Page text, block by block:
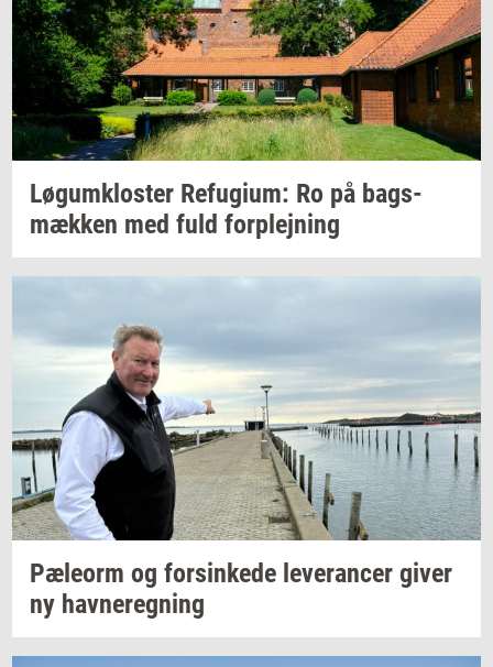
Løgum­klo­ster Re­fu­gi­um: Ro på bags­
mæk­ken med fuld for­plej­ning
Pæle­orm og for­sin­ke­de le­ve­ran­cer giver
ny hav­ne­reg­ning